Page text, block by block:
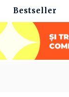
Bestseller